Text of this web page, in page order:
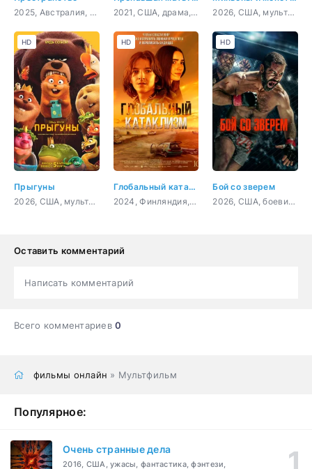
2025, Австралия, фантастика, триллер, криминал
2021, США, драма, криминал
2026, США, мультфильм, фантастика, комедия, приключения, семейный
Прыгуны
2026, США, мультфильм, фантастика, комедия, приключения, семейный
HD
Глобальный катаклизм
2024, Финляндия, драма
HD
Бой со зверем
2026, США, боевик, драма, спорт
HD
Оставить комментарий
Написать комментарий
Всего комментариев0
фильмы онлайн » Мультфильм
Популярное:
Очень странные дела
2016, США, ужасы, фантастика, фэнтези,